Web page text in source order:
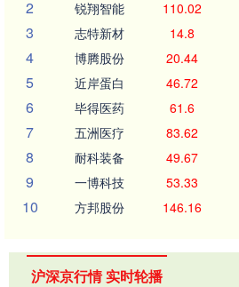
2 锐翔智能 110.02
3 志特新材 14.8
4 博腾股份 20.44
5 近岸蛋白 46.72
6 毕得医药 61.6
7 五洲医疗 83.62
8 耐科装备 49.67
9 一博科技 53.33
10 方邦股份 146.16
沪深京行情 实时轮播